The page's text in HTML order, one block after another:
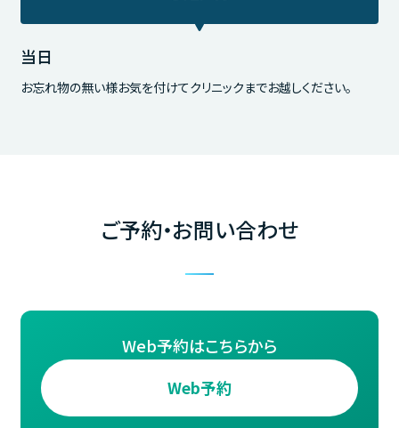
当日
お忘れ物の無い様お気を付けてクリニックまでお越しください。
ご予約・お問い合わせ
Web予約はこちらから
Web予約